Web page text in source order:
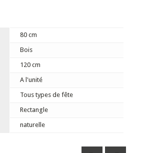
80 cm
Bois
120 cm
A l'unité
Tous types de fête
Rectangle
naturelle